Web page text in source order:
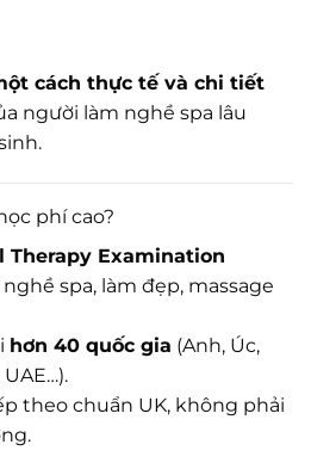
cách thực tế và chi tiết
người làm nghề spa lâu
phí cao?
Therapy Examination
spa, làm đẹp, massage
hơn 40 quốc gia (Anh, Úc,
theo chuẩn UK, không phải